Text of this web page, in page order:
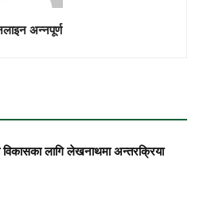
अन्नपूर्ण
विकासका लागि लेखनाथमा अन्तरक्रिया